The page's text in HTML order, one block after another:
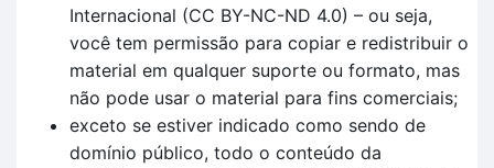
Internacional (CC BY-NC-ND 4.0) – ou seja,
você tem permissão para copiar e redistribuir o
material em qualquer suporte ou formato, mas
não pode usar o material para fins comerciais;
exceto se estiver indicado como sendo de
domínio público, todo o conteúdo da